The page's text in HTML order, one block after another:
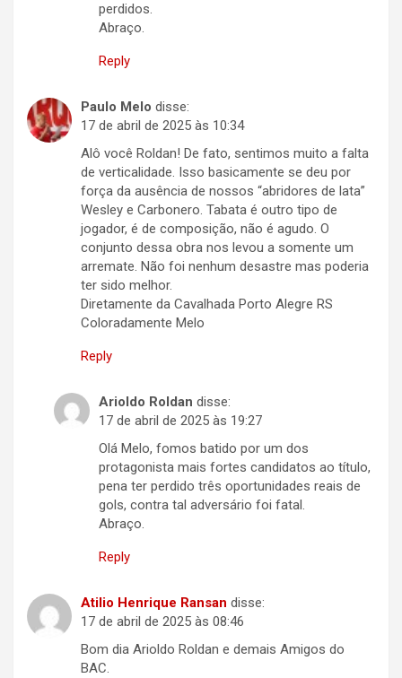
perdidos.
Abraço.
Reply
Paulo Melo disse:
17 de abril de 2025 às 10:34
Alô você Roldan! De fato, sentimos muito a falta
de verticalidade. Isso basicamente se deu por
força da ausência de nossos “abridores de lata”
Wesley e Carbonero. Tabata é outro tipo de
jogador, é de composição, não é agudo. O
conjunto dessa obra nos levou a somente um
arremate. Não foi nenhum desastre mas poderia
ter sido melhor.
Diretamente da Cavalhada Porto Alegre RS
Coloradamente Melo
Reply
Arioldo Roldan disse:
17 de abril de 2025 às 19:27
Olá Melo, fomos batido por um dos
protagonista mais fortes candidatos ao título,
pena ter perdido três oportunidades reais de
gols, contra tal adversário foi fatal.
Abraço.
Reply
Atilio Henrique Ransan disse:
17 de abril de 2025 às 08:46
Bom dia Arioldo Roldan e demais Amigos do
BAC.